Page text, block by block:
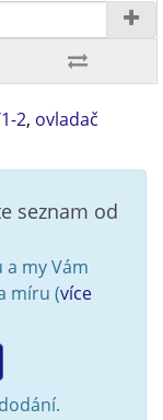
2, ovladač
seznam od
my Vám
míru (více